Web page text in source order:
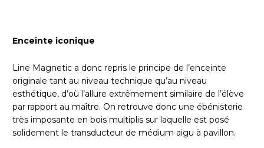
Enceinte iconique
Line Magnetic a donc repris le principe de l’enceinte
originale tant au niveau technique qu’au niveau
esthétique, d’où l’allure extrêmement similaire de l’élève
par rapport au maître. On retrouve donc une ébénisterie
très imposante en bois multiplis sur laquelle est posé
solidement le transducteur de médium aigu à pavillon.